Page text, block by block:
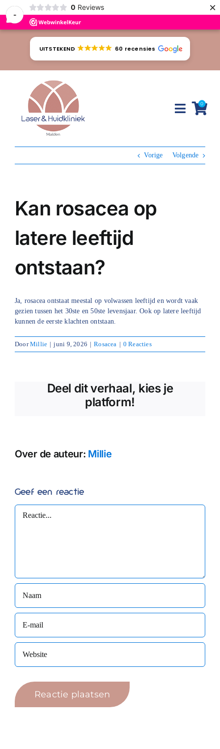
-
0 Reviews ×
UITSTEKEND 60 recensies
Toggle
Blog
Over ons
Afspraak maken
0
Vorige Volgende
Kan rosacea op
latere leeftijd
ontstaan?
Ja, rosacea ontstaat meestal op volwassen leeftijd en wordt vaak
gezien tussen het 30ste en 50ste levensjaar. Ook op latere leeftijd
kunnen de eerste klachten ontstaan.
DoorMillie | juni 9, 2026 | Rosacea | 0 Reacties
Deel dit verhaal, kies je
platform!
Over de auteur: Millie
Geef een reactie
Reactie